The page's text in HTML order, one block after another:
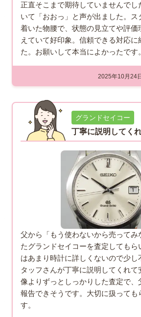
正直そこまで期待していませんでし
いて「おおっ」と声が出ました。ス
着いた物腰で、状態の見立てや評価
えていて好印象。信頼できる対応に
た。お願いして本当によかったです。
2025年10月24
グランドセイコー
丁寧に説明してく
父から「もう使わないから売ってみ
たグランドセイコーを査定してもら
はあまり時計に詳しくないので少し
タッフさんが丁寧に説明してくれて
像よりずっとしっかりした査定で、
報告できそうです。大切に扱っても
す。